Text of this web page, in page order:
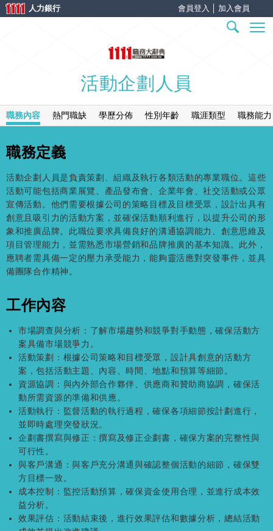
會員登入 加入會員
人力銀行
活動企劃人員
職務內容 熱門職缺 學歷分佈 性別年齡 職涯類型 職務能力
職務定義
活動企劃人員是負責策劃、組織及執行各類活動的專業職位。這些
活動可能包括商業展覽、產品發布會、企業年會、社交活動或公眾
宣傳活動。他們需要根據公司的策略目標及目標受眾，設計出具有
創意且吸引力的活動方案，並確保活動順利進行，以提升公司的形
象和推廣品牌。此職位要求具備良好的溝通協調能力、創意思維及
項目管理能力，並需熟悉市場營銷和品牌推廣的基本知識。此外，
應聘者需具備一定的壓力承受能力，能夠靈活應對突發事件，並具
備團隊合作精神。
工作內容
市場調查與分析：了解市場趨勢和競爭對手動態，確保活動方
案具備市場競爭力。
活動策劃：根據公司策略和目標受眾，設計具創意的活動方
案，包括活動主題、內容、時間、地點和預算等細節。
資源協調：與內外部合作夥伴、供應商和贊助商協調，確保活
動所需資源的準備和供應。
活動執行：監督活動的執行過程，確保各項細節按計劃進行，
並即時處理突發狀況。
企劃書撰寫與修正：撰寫及修正企劃書，確保方案的完整性與
可行性。
與客戶溝通：與客戶充分溝通與確認整個活動的細節，確保雙
方目標一致。
成本控制：監控活動預算，確保資金使用合理，並進行成本效
益分析。
效果評估：活動結束後，進行效果評估和數據分析，總結活動